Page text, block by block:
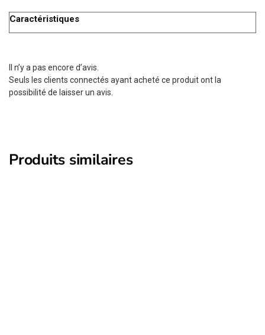
Caractéristiques
Il n’y a pas encore d’avis.
Seuls les clients connectés ayant acheté ce produit ont la
possibilité de laisser un avis.
Produits similaires